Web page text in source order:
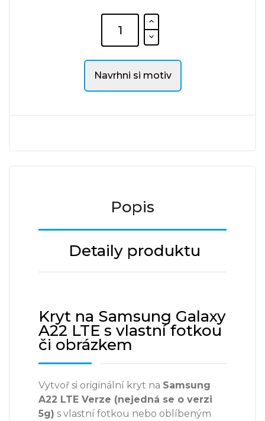
Navrhni si motiv
Popis
Detaily produktu
Kryt na Samsung Galaxy
A22 LTE s vlastní fotkou
či obrázkem
Vytvoř si originální kryt na Samsung
A22 LTE Verze (nejedná se o verzi
5g) s vlastní fotkou nebo oblíbeným